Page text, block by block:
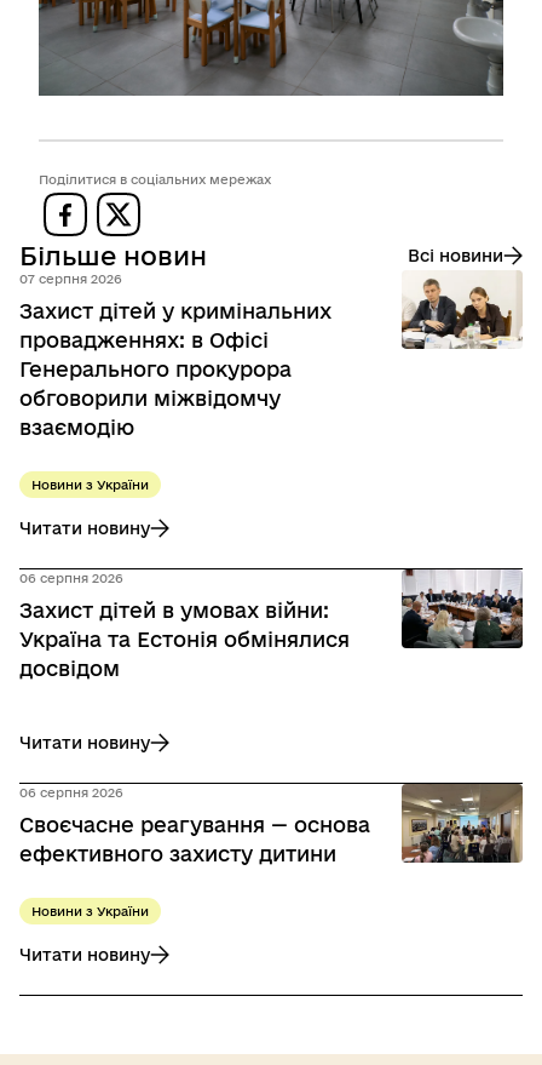
Поділитися в соціальних мережах
Більше новин Всі новини
07 серпня 2026
Захист дітей у кримінальних
провадженнях: в Офісі
Генерального прокурора
обговорили міжвідомчу
взаємодію
Новини з України
Читати новину
до Захист дітей у кримінальних провадженнях: в Офісі
06 серпня 2026
Захист дітей в умовах війни:
Україна та Естонія обмінялися
досвідом
Читати новину
до Захист дітей в умовах війни: Україна та Естонія
06 серпня 2026
Своєчасне реагування — основа
ефективного захисту дитини
Новини з України
Читати новину
до Своєчасне реагування — основа ефективного захисту